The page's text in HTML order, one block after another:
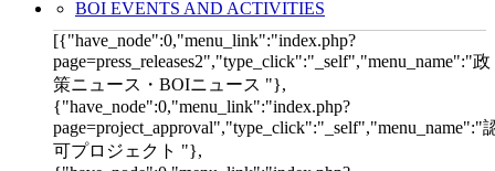
BOI EVENTS AND ACTIVITIES
[{"have_node":0,"menu_link":"index.php?
page=press_releases2","type_click":"_self","menu_name":"政
策ニュース・BOIニュース "},
{"have_node":0,"menu_link":"index.php?
page=project_approval","type_click":"_self","menu_name":"
可プロジェクト "},